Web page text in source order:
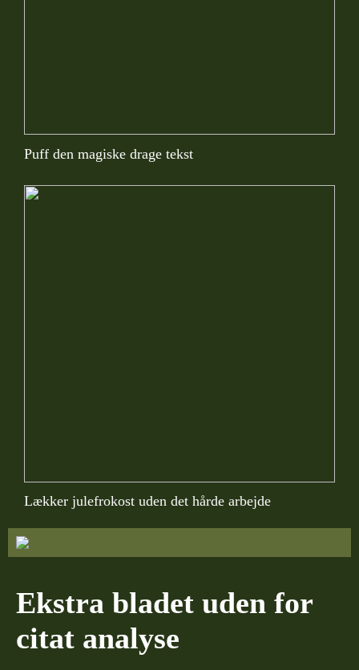
Puff den magiske drage tekst
Lækker julefrokost uden det hårde arbejde
Ekstra bladet uden for
citat analyse